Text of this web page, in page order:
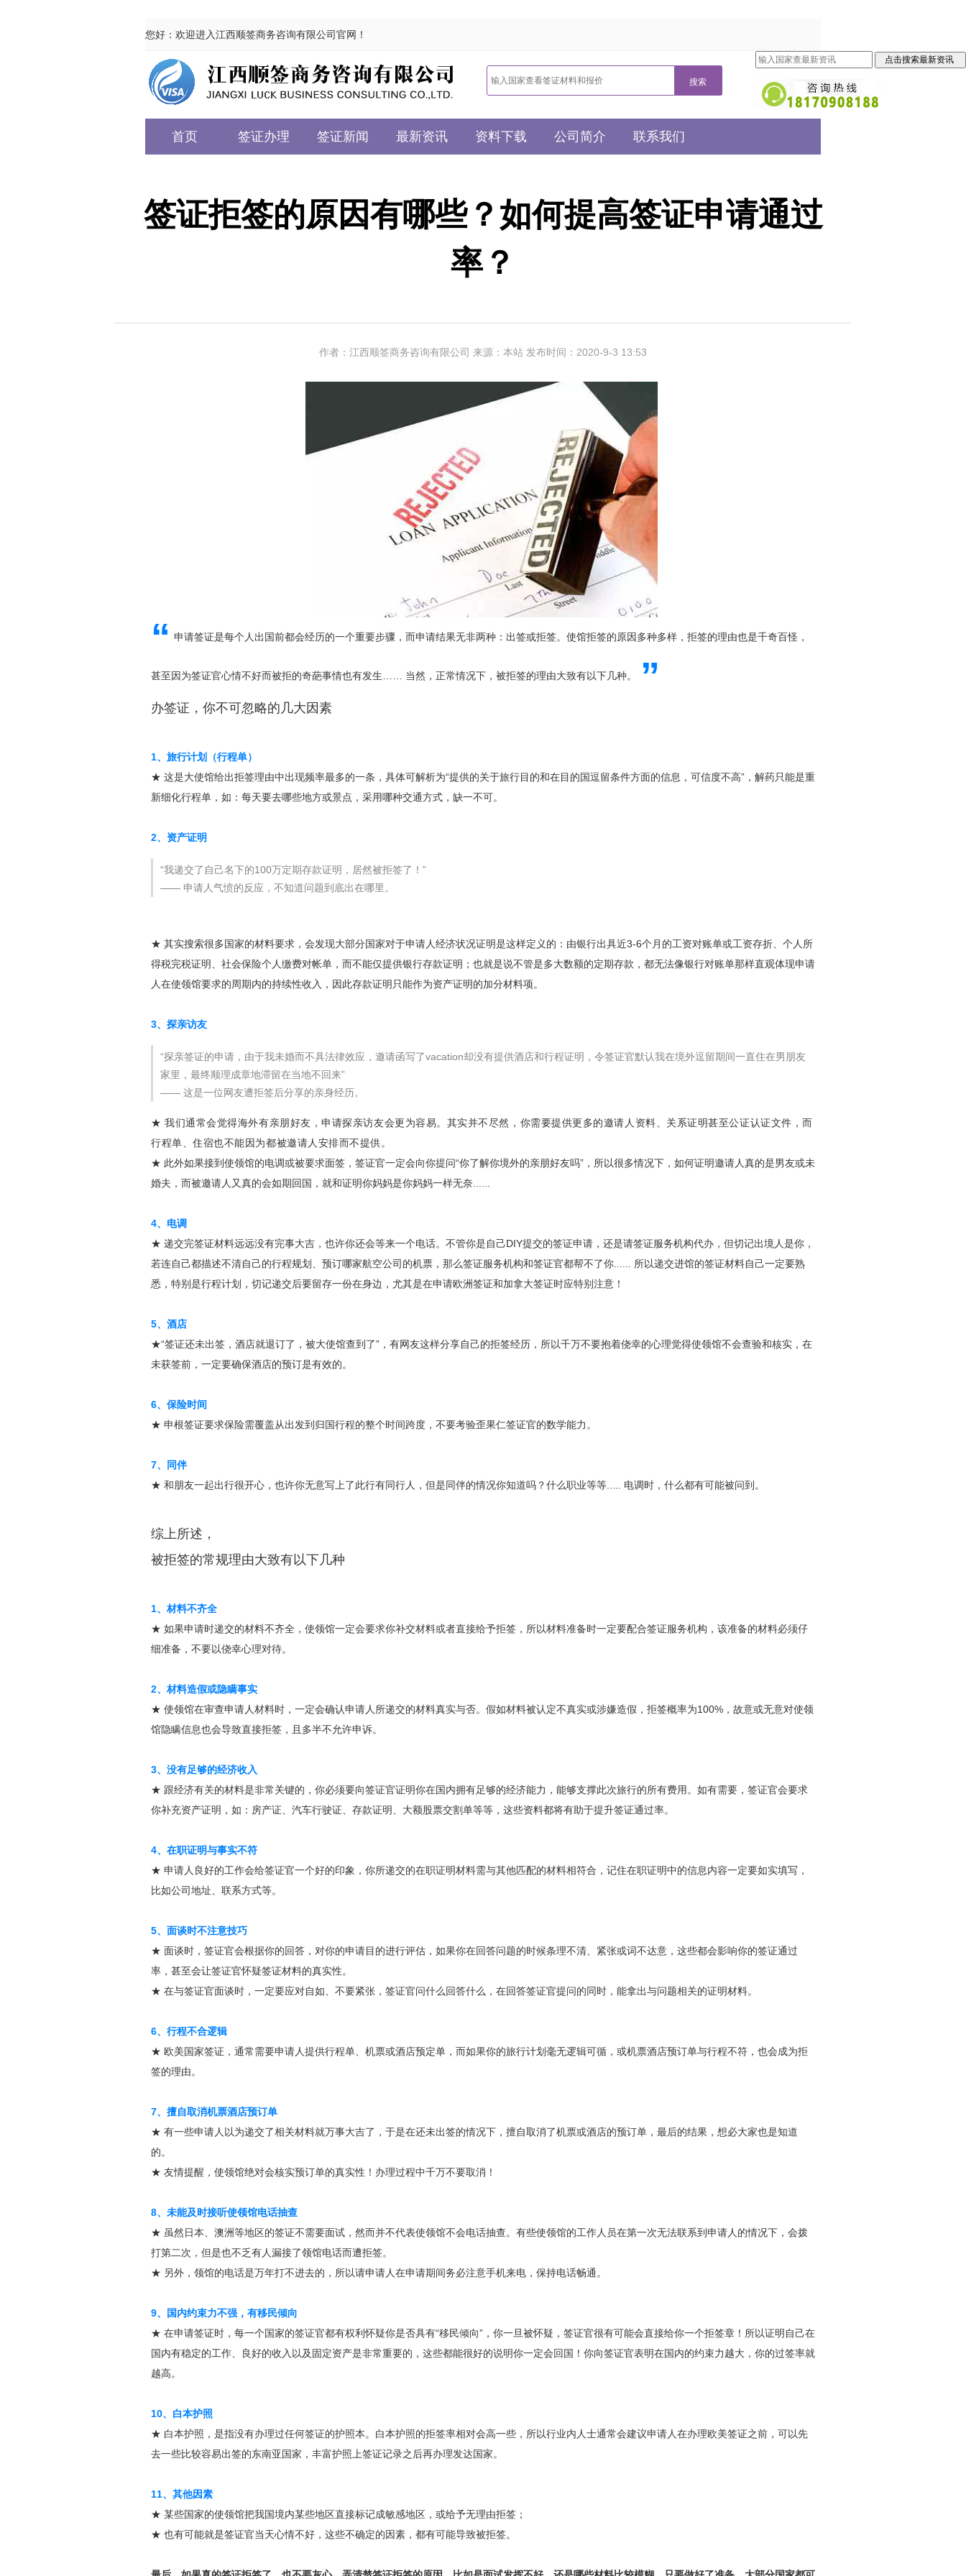
您好：欢迎进入江西顺签商务咨询有限公司官网！
首页 签证办理 签证新闻 最新资讯 资料下载 公司简介 联系我们
签证拒签的原因有哪些？如何提高签证申请通过
率？
作者：江西顺签商务咨询有限公司 来源：本站 发布时间：2020-9-3 13:53
“ 申请签证是每个人出国前都会经历的一个重要步骤，而申请结果无非两种：出签或拒签。使馆拒签的原因多种多样，拒签的理由也是千奇百怪，
甚至因为签证官心情不好而被拒的奇葩事情也有发生…… 当然，正常情况下，被拒签的理由大致有以下几种。 ”
办签证，你不可忽略的几大因素
1、旅行计划（行程单）
★ 这是大使馆给出拒签理由中出现频率最多的一条，具体可解析为“提供的关于旅行目的和在目的国逗留条件方面的信息，可信度不高”，解药只能是重
新细化行程单，如：每天要去哪些地方或景点，采用哪种交通方式，缺一不可。
2、资产证明
“我递交了自己名下的100万定期存款证明，居然被拒签了！”
—— 申请人气愤的反应，不知道问题到底出在哪里。
★ 其实搜索很多国家的材料要求，会发现大部分国家对于申请人经济状况证明是这样定义的：由银行出具近3-6个月的工资对账单或工资存折、个人所
得税完税证明、社会保险个人缴费对帐单，而不能仅提供银行存款证明；也就是说不管是多大数额的定期存款，都无法像银行对账单那样直观体现申请
人在使领馆要求的周期内的持续性收入，因此存款证明只能作为资产证明的加分材料项。
3、探亲访友
“探亲签证的申请，由于我未婚而不具法律效应，邀请函写了vacation却没有提供酒店和行程证明，令签证官默认我在境外逗留期间一直住在男朋友
家里，最终顺理成章地滞留在当地不回来”
—— 这是一位网友遭拒签后分享的亲身经历。
★ 我们通常会觉得海外有亲朋好友，申请探亲访友会更为容易。其实并不尽然，你需要提供更多的邀请人资料、关系证明甚至公证认证文件，而
行程单、住宿也不能因为都被邀请人安排而不提供。
★ 此外如果接到使领馆的电调或被要求面签，签证官一定会向你提问“你了解你境外的亲朋好友吗”，所以很多情况下，如何证明邀请人真的是男友或未
婚夫，而被邀请人又真的会如期回国，就和证明你妈妈是你妈妈一样无奈......
4、电调
★ 递交完签证材料远远没有完事大吉，也许你还会等来一个电话。不管你是自己DIY提交的签证申请，还是请签证服务机构代办，但切记出境人是你，
若连自己都描述不清自己的行程规划、预订哪家航空公司的机票，那么签证服务机构和签证官都帮不了你...... 所以递交进馆的签证材料自己一定要熟
悉，特别是行程计划，切记递交后要留存一份在身边，尤其是在申请欧洲签证和加拿大签证时应特别注意！
5、酒店
★“签证还未出签，酒店就退订了，被大使馆查到了”，有网友这样分享自己的拒签经历，所以千万不要抱着侥幸的心理觉得使领馆不会查验和核实，在
未获签前，一定要确保酒店的预订是有效的。
6、保险时间
★ 申根签证要求保险需覆盖从出发到归国行程的整个时间跨度，不要考验歪果仁签证官的数学能力。
7、同伴
★ 和朋友一起出行很开心，也许你无意写上了此行有同行人，但是同伴的情况你知道吗？什么职业等等..... 电调时，什么都有可能被问到。
综上所述，
被拒签的常规理由大致有以下几种
1、材料不齐全
★ 如果申请时递交的材料不齐全，使领馆一定会要求你补交材料或者直接给予拒签，所以材料准备时一定要配合签证服务机构，该准备的材料必须仔
细准备，不要以侥幸心理对待。
2、材料造假或隐瞒事实
★ 使领馆在审查申请人材料时，一定会确认申请人所递交的材料真实与否。假如材料被认定不真实或涉嫌造假，拒签概率为100%，故意或无意对使领
馆隐瞒信息也会导致直接拒签，且多半不允许申诉。
3、没有足够的经济收入
★ 跟经济有关的材料是非常关键的，你必须要向签证官证明你在国内拥有足够的经济能力，能够支撑此次旅行的所有费用。如有需要，签证官会要求
你补充资产证明，如：房产证、汽车行驶证、存款证明、大额股票交割单等等，这些资料都将有助于提升签证通过率。
4、在职证明与事实不符
★ 申请人良好的工作会给签证官一个好的印象，你所递交的在职证明材料需与其他匹配的材料相符合，记住在职证明中的信息内容一定要如实填写，
比如公司地址、联系方式等。
5、面谈时不注意技巧
★ 面谈时，签证官会根据你的回答，对你的申请目的进行评估，如果你在回答问题的时候条理不清、紧张或词不达意，这些都会影响你的签证通过
率，甚至会让签证官怀疑签证材料的真实性。
★ 在与签证官面谈时，一定要应对自如、不要紧张，签证官问什么回答什么，在回答签证官提问的同时，能拿出与问题相关的证明材料。
6、行程不合逻辑
★ 欧美国家签证，通常需要申请人提供行程单、机票或酒店预定单，而如果你的旅行计划毫无逻辑可循，或机票酒店预订单与行程不符，也会成为拒
签的理由。
7、擅自取消机票酒店预订单
★ 有一些申请人以为递交了相关材料就万事大吉了，于是在还未出签的情况下，擅自取消了机票或酒店的预订单，最后的结果，想必大家也是知道
的。
★ 友情提醒，使领馆绝对会核实预订单的真实性！办理过程中千万不要取消！
8、未能及时接听使领馆电话抽查
★ 虽然日本、澳洲等地区的签证不需要面试，然而并不代表使领馆不会电话抽查。有些使领馆的工作人员在第一次无法联系到申请人的情况下，会拨
打第二次，但是也不乏有人漏接了领馆电话而遭拒签。
★ 另外，领馆的电话是万年打不进去的，所以请申请人在申请期间务必注意手机来电，保持电话畅通。
9、国内约束力不强，有移民倾向
★ 在申请签证时，每一个国家的签证官都有权利怀疑你是否具有“移民倾向”，你一旦被怀疑，签证官很有可能会直接给你一个拒签章！所以证明自己在
国内有稳定的工作、良好的收入以及固定资产是非常重要的，这些都能很好的说明你一定会回国！你向签证官表明在国内的约束力越大，你的过签率就
越高。
10、白本护照
★ 白本护照，是指没有办理过任何签证的护照本。白本护照的拒签率相对会高一些，所以行业内人士通常会建议申请人在办理欧美签证之前，可以先
去一些比较容易出签的东南亚国家，丰富护照上签证记录之后再办理发达国家。
11、其他因素
★ 某些国家的使领馆把我国境内某些地区直接标记成敏感地区，或给予无理由拒签；
★ 也有可能就是签证官当天心情不好，这些不确定的因素，都有可能导致被拒签。